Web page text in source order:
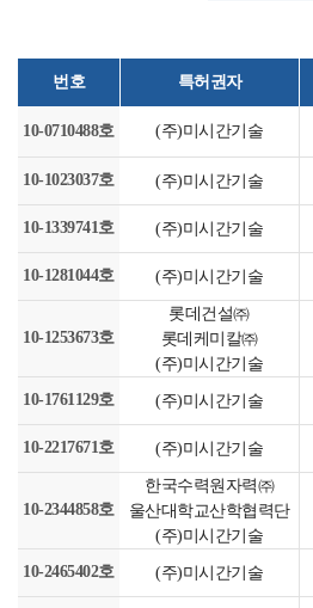
번호 특허권자
10-0710488호 (주)미시간기술
10-1023037호
(주)미시간기술
10-1339741호 (주)미시간기술
10-1281044호 (주)미시간기술
10-1253673호
롯데건설㈜
롯데케미칼㈜
(주)미시간기술
10-1761129호 (주)미시간기술
10-2217671호 (주)미시간기술
10-2344858호
한국수력원자력㈜
울산대학교산학협력단
(주)미시간기술
10-2465402호 (주)미시간기술